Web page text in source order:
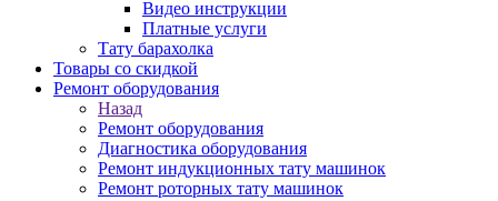
Видео инструкции
Платные услуги
Тату барахолка
Товары со скидкой
Ремонт оборудования
Назад
Ремонт оборудования
Диагностика оборудования
Ремонт индукционных тату машинок
Ремонт роторных тату машинок